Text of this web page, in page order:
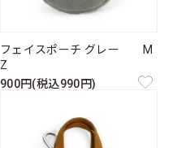
フェイスポーチ グレー M
Z
900円(税込990円)